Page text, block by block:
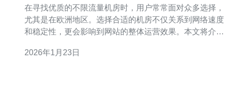
在寻找优质的不限流量机房时，用户常常面对众多选择，
尤其是在欧洲地区。选择合适的机房不仅关系到网络速度
和稳定性，更会影响到网站的整体运营效果。本文将介绍
讯作为理想的选择。 选择机房的重要性 机房的选择直接影
2026年1月23日